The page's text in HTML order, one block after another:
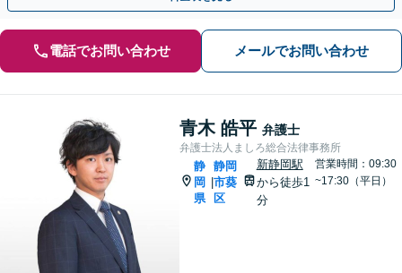
電話でお問い合わせ メールでお問い合わせ
青木 皓平 弁護士
弁護士法人ましろ総合法律事務所
静
岡
県
静岡
市葵
区
新静岡駅
から徒歩1
分
営業時間：09:30
~17:30（平日）